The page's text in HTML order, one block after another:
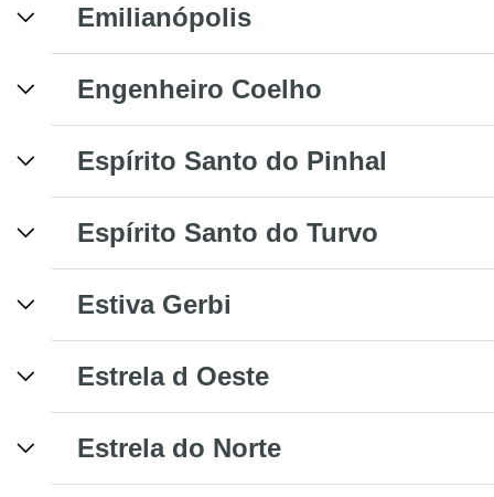
Emilianópolis
Engenheiro Coelho
Espírito Santo do Pinhal
Espírito Santo do Turvo
Estiva Gerbi
Estrela d Oeste
Estrela do Norte